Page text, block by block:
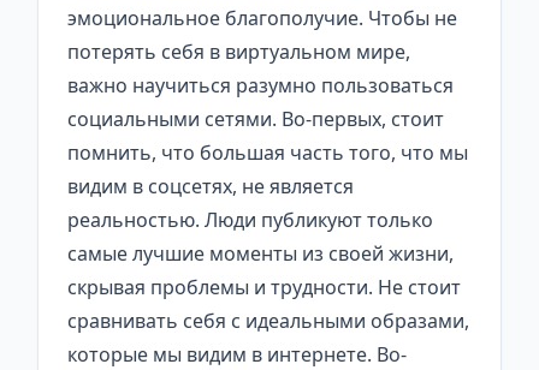
эмоциональное благополучие. Чтобы не
потерять себя в виртуальном мире,
важно научиться разумно пользоваться
социальными сетями. Во-первых, стоит
помнить, что большая часть того, что мы
видим в соцсетях, не является
реальностью. Люди публикуют только
самые лучшие моменты из своей жизни,
скрывая проблемы и трудности. Не стоит
сравнивать себя с идеальными образами,
которые мы видим в интернете. Во-